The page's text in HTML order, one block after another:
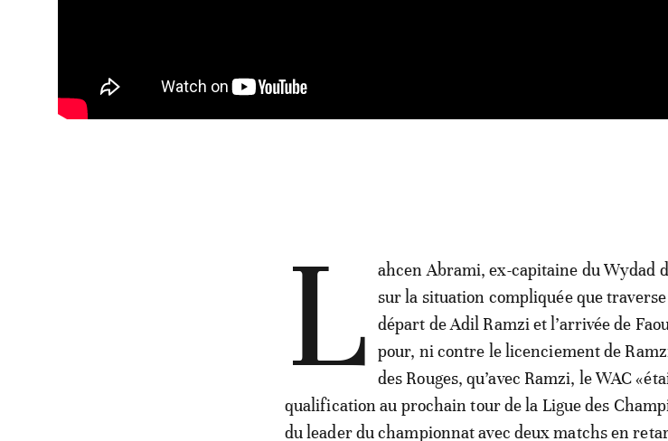
L
ahcen Abrami, ex-capitaine du Wydad
sur la situation compliquée que
départ de Adil Ramzi et l’arrivée de
pour, ni contre le licenciement de
des Rouges, qu’avec Ramzi, le WAC
qualification au prochain tour de la Ligue des
du leader du championnat avec deux matchs en